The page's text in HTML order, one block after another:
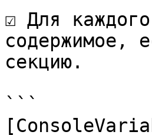
☑️ Для
содержимое,
секцию.
```